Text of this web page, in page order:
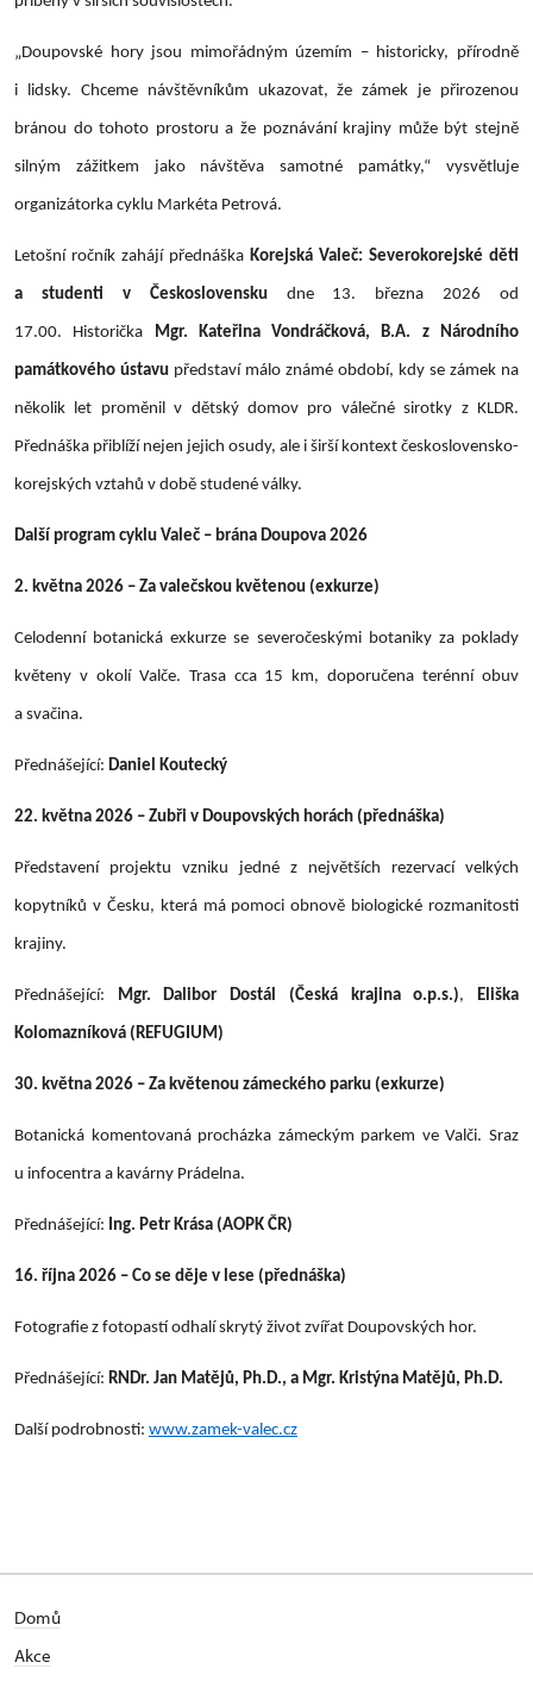
„Doupovské hory jsou mimořádným územím – historicky, přírodně
i lidsky. Chceme návštěvníkům ukazovat, že zámek je přirozenou
bránou do tohoto prostoru a že poznávání krajiny může být stejně
silným zážitkem jako návštěva samotné památky,“ vysvětluje
organizátorka cyklu Markéta Petrová.
Letošní ročník zahájí přednáška Korejská Valeč: Severokorejské děti
a studenti v Československudne 13. března 2026 od
17.00. Historička Mgr. Kateřina Vondráčková, B.A. z Národního
památkového ústavu představí málo známé období, kdy se zámek na
několik let proměnil v dětský domov pro válečné sirotky z KLDR.
Přednáška přiblíží nejen jejich osudy, ale i širší kontext československo-
korejských vztahů v době studené války.
Další program cyklu Valeč – brána Doupova 2026
2. května 2026 – Za valečskou květenou (exkurze)
Celodenní botanická exkurze se severočeskými botaniky za poklady
květeny v okolí Valče. Trasa cca 15 km, doporučena terénní obuv
a svačina.
Přednášející: Daniel Koutecký
22. května 2026 – Zubři v Doupovských horách (přednáška)
Představení projektu vzniku jedné z největších rezervací velkých
kopytníků v Česku, která má pomoci obnově biologické rozmanitosti
krajiny.
Přednášející: Mgr. Dalibor Dostál (Česká krajina o.p.s.),Eliška
Kolomazníková (REFUGIUM)
30. května 2026 – Za květenou zámeckého parku (exkurze)
Botanická komentovaná procházka zámeckým parkem ve Valči. Sraz
u infocentra a kavárny Prádelna.
Přednášející: Ing. Petr Krása (AOPK ČR)
16. října 2026 – Co se děje v lese (přednáška)
Fotografie z fotopastí odhalí skrytý život zvířat Doupovských hor.
Přednášející: RNDr. Jan Matějů, Ph.D., a Mgr. Kristýna Matějů, Ph.D.
Další podrobnosti: www.zamek-valec.cz
Domů
Akce